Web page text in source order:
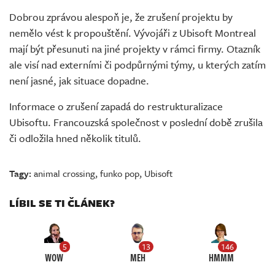
Dobrou zprávou alespoň je, že zrušení projektu by
nemělo vést k propouštění. Vývojáři z Ubisoft Montreal
mají být přesunuti na jiné projekty v rámci firmy. Otazník
ale visí nad externími či podpůrnými týmy, u kterých zatím
není jasné, jak situace dopadne.
Informace o zrušení zapadá do restrukturalizace
Ubisoftu. Francouzská společnost v poslední době zrušila
či odložila hned několik titulů.
Tagy:animal crossing,funko pop, Ubisoft
LÍBIL SE TI ČLÁNEK?
5
WOW
13
MEH
146
HMMM